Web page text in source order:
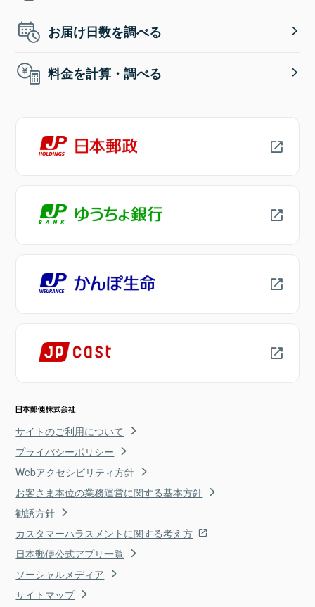
お届け日数を調べる
料金を計算・調べる
サイトのご利用について
プライバシーポリシー
Webアクセシビリティ方針
お客さま本位の業務運営に関する基本方針
勧誘方針
カスタマーハラスメントに関する考え方
日本郵便公式アプリ一覧
ソーシャルメディア
サイトマップ